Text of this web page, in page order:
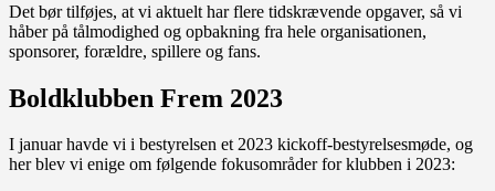
Det bør tilføjes, at vi aktuelt har flere tidskrævende opgaver, så vi
håber på tålmodighed og opbakning fra hele organisationen,
sponsorer, forældre, spillere og fans.
Boldklubben Frem 2023
I januar havde vi i bestyrelsen et 2023 kickoff-bestyrelsesmøde, og
her blev vi enige om følgende fokusområder for klubben i 2023: